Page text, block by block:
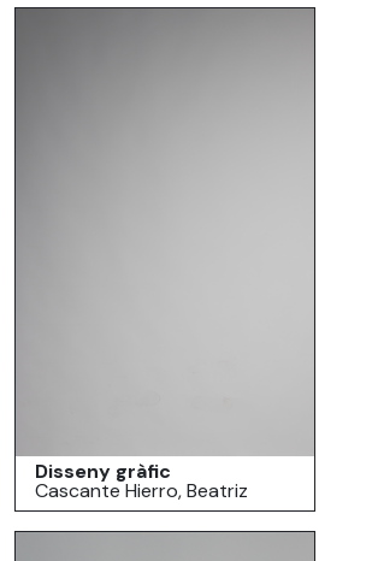
Disseny gràfic
Cascante Hierro, Beatriz